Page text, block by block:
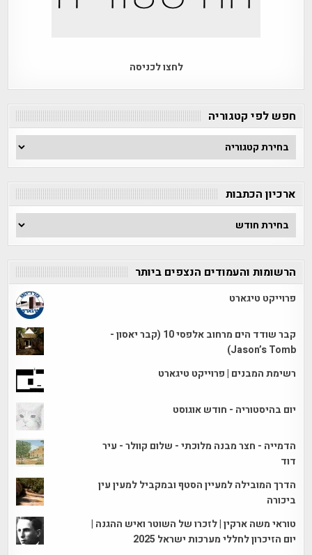
לחצו לכניסה
חפש לפי קטגוריה
חפש
לפי
ארכיון הכתבות
ארכיון
הכתבות
הרשומות והעמודים הנצפים ביותר
פרוייקט טיגארט
קבר שודד הים מרחוב אלפסי 10 (קבר יאסון -
Jason’s Tomb)
רשימת המבנים | פרוייקט טיגארט
יום בהיסטוריה - חודש אוגוסט
הדמייה - חצר מבנה מלוכתי - שלום קוולר - עיר
דוד
הדרך המובילה למעיין הסטף ובמקביל למעין עין
ביכורה
טוראי משה ארקין | לזכרו של השוטר ואיש ההגנה |
יום הזיכרון לחללי מערכות ישראל 2025